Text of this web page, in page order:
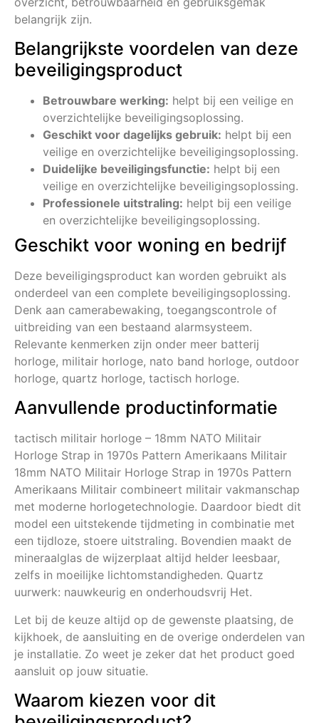
belangrijk zijn.
Belangrijkste voordelen van deze
beveiligingsproduct
Betrouwbare werking: helpt bij een veilige en
overzichtelijke beveiligingsoplossing.
Geschikt voor dagelijks gebruik: helpt bij een
veilige en overzichtelijke beveiligingsoplossing.
Duidelijke beveiligingsfunctie: helpt bij een
veilige en overzichtelijke beveiligingsoplossing.
Professionele uitstraling: helpt bij een veilige
en overzichtelijke beveiligingsoplossing.
Geschikt voor woning en bedrijf
Deze beveiligingsproduct kan worden gebruikt als
onderdeel van een complete beveiligingsoplossing.
Denk aan camerabewaking, toegangscontrole of
uitbreiding van een bestaand alarmsysteem.
Relevante kenmerken zijn onder meer batterij
horloge, militair horloge, nato band horloge, outdoor
horloge, quartz horloge, tactisch horloge.
Aanvullende productinformatie
tactisch militair horloge – 18mm NATO Militair
Horloge Strap in 1970s Pattern Amerikaans Militair
18mm NATO Militair Horloge Strap in 1970s Pattern
Amerikaans Militair combineert militair vakmanschap
met moderne horlogetechnologie. Daardoor biedt dit
model een uitstekende tijdmeting in combinatie met
een tijdloze, stoere uitstraling. Bovendien maakt de
mineraalglas de wijzerplaat altijd helder leesbaar,
zelfs in moeilijke lichtomstandigheden. Quartz
uurwerk: nauwkeurig en onderhoudsvrij Het.
Let bij de keuze altijd op de gewenste plaatsing, de
kijkhoek, de aansluiting en de overige onderdelen van
je installatie. Zo weet je zeker dat het product goed
aansluit op jouw situatie.
Waarom kiezen voor dit